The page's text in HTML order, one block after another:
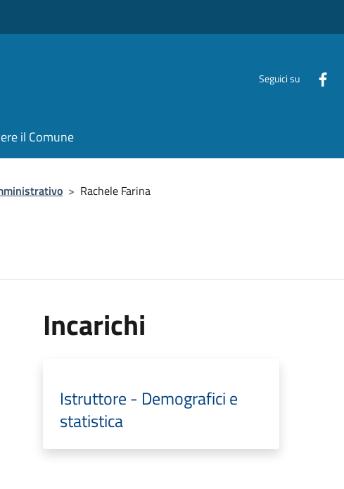
Seguici su
il Comune
> Rachele Farina
Incarichi
Istruttore - Demografici e
statistica